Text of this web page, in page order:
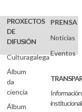
PROXECTOS
DE
DIFUSIÓN
Culturagalega
Álbum
da
ciencia
Álbum
PRENSA
Noticias
Eventos
Información
institucional